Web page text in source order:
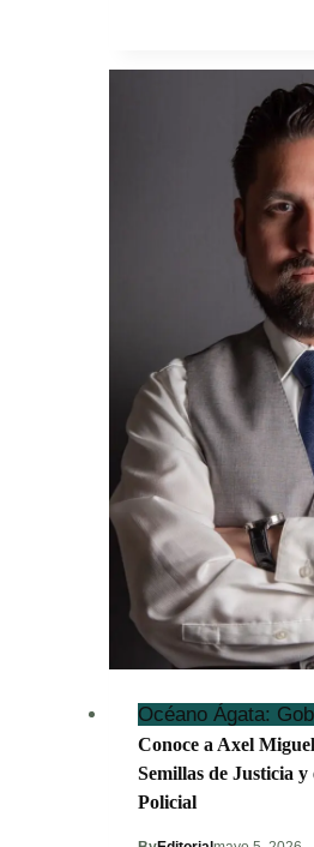
Océano Ágata:
Conoce a Axel
Semillas de Justicia
Policial